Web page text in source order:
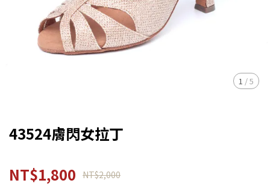
1 /5
43524膚閃女拉丁
NT$1,800 NT$2,000